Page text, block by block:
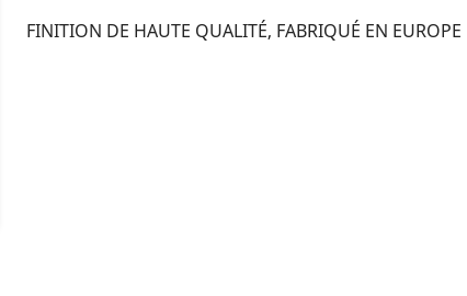
FINITION DE HAUTE QUALITÉ, FABRIQUÉ EN EUROPE